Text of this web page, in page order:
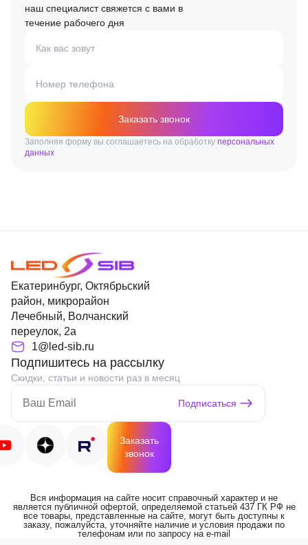
наш специалист свяжется с вами в
течение рабочего дня
Как вас зовут
Номер телефона
Заказать звонок
Заполняя форму вы соглашаетесь на обработку персональных
данных
Екатеринбург, Октябрьский
район, микрорайон
Лечебный, Волчанский
переулок, 2а
1@led-sib.ru
Подпишитесь на рассылку
Скидки, статьи и новости раз в месяц
Подписаться
Заказать
звонок
Вся информация на сайте носит справочный характер и не
является публичной офертой, определяемой статьей 437 ГК РФ не
все товары, представленные на сайте, могут быть доступны к
заказу, пожалуйста, уточняйте наличие и условия продажи по
телефонам или по запросу на e-mail